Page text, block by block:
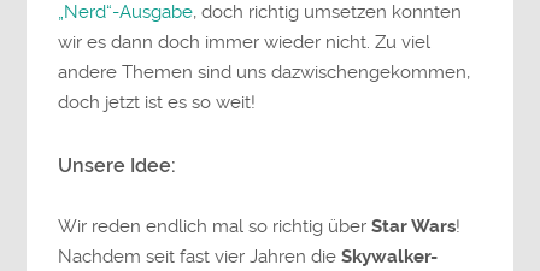
„Nerd“-Ausgabe, doch richtig umsetzen konnten
wir es dann doch immer wieder nicht. Zu viel
andere Themen sind uns dazwischengekommen,
doch jetzt ist es so weit!
Unsere Idee:
Wir reden endlich mal so richtig überStar Wars!
Nachdem seit fast vier Jahren dieSkywalker-